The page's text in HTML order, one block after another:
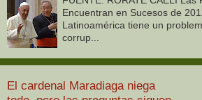
Encuentran en Sucesos de
Latinoamérica tiene un
corrup...
El cardenal Maradiaga niega